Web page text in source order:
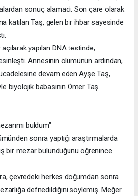
sonuç alamadı. Son çare olarak
katılan Taş, gelen bir ihbar sayesinde
açılarak yapılan DNA testinde,
Annesinin ölümünün ardından,
devam eden Ayşe Taş,
biyolojik babasının Ömer Taş
buldum"
sonra yaptığı araştırmalarda
bir mezar bulunduğunu öğrenince
çevredeki herkes doğumdan sonra
defnedildiğini söylemiş. Meğer